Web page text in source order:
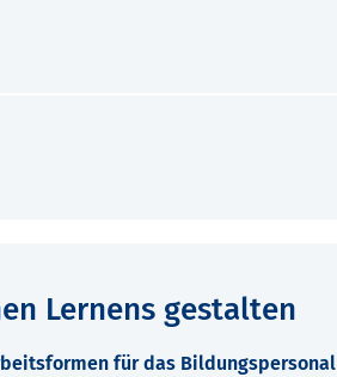
Lernens gestalten
für das Bildungspersonal